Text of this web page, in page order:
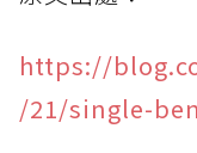
https://
/21/single-